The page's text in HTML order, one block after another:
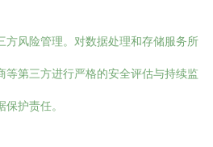
方风险管理。对数据处理和存储服务所
等第三方进行严格的安全评估与持续监
护责任。